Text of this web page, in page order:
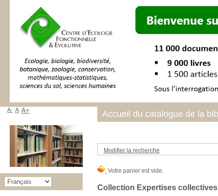
Modifier la recherche
Collection Expertises collectives
Accueil du catalogue de la
A- A A+